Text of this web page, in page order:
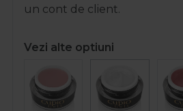
un cont de client.
Vezi alte optiuni